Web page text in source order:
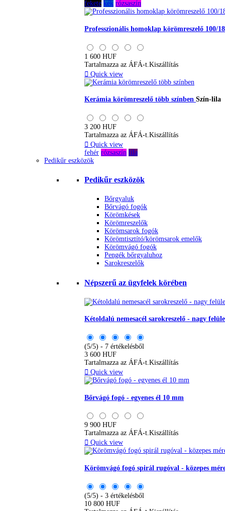
fekete kék rózsaszín
Professzionális homoklap körömreszelő 100/
1 600 HUF
Tartalmazza az ÁFÁ-t. Kiszállítás
 Quick view
Kerámia körömreszelő több színben Szín-lila
3 200 HUF
Tartalmazza az ÁFÁ-t. Kiszállítás
 Quick view
fehér rózsaszín lila
Pedikűr eszközök
Pedikűr eszközök
Bőrgyaluk
Bőrvágó fogók
Körömkések
Körömreszelők
Körömsarok fogók
Körömtisztító/körömsarok emelők
Körömvágó fogók
Pengék bőrgyaluhoz
Sarokreszelők
Népszerű az ügyfelek körében
Kétoldalú nemesacél sarokreszelő - nagy
(5/5) - 7 értékelésből
3 600 HUF
Tartalmazza az ÁFÁ-t.Kiszállítás
 Quick view
Bőrvágó fogó - egyenes él 10 mm
9 900 HUF
Tartalmazza az ÁFÁ-t.Kiszállítás
 Quick view
Körömvágó fogó spirál rugóval - közepes
(5/5) - 3 értékelésből
10 800 HUF